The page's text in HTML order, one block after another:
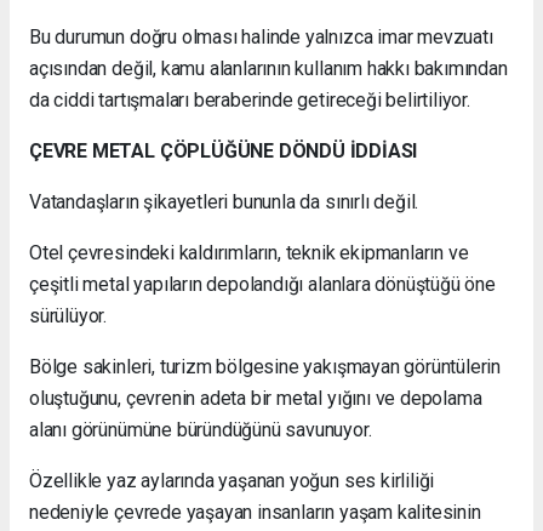
Bu durumun doğru olması halinde yalnızca imar mevzuatı
açısından değil, kamu alanlarının kullanım hakkı bakımından
da ciddi tartışmaları beraberinde getireceği belirtiliyor.
ÇEVRE METAL ÇÖPLÜĞÜNE DÖNDÜ İDDİASI
Vatandaşların şikayetleri bununla da sınırlı değil.
Otel çevresindeki kaldırımların, teknik ekipmanların ve
çeşitli metal yapıların depolandığı alanlara dönüştüğü öne
sürülüyor.
Bölge sakinleri, turizm bölgesine yakışmayan görüntülerin
oluştuğunu, çevrenin adeta bir metal yığını ve depolama
alanı görünümüne büründüğünü savunuyor.
Özellikle yaz aylarında yaşanan yoğun ses kirliliği
nedeniyle çevrede yaşayan insanların yaşam kalitesinin